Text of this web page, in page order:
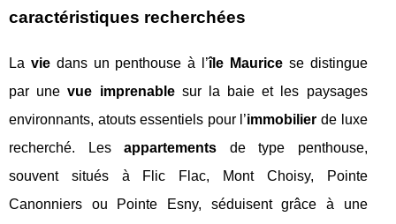
caractéristiques recherchées
La viedans un penthouse à l’île Mauricese distingue
par unevue imprenablesur la baie et les paysages
environnants, atouts essentiels pour l’immobilier de luxe
recherché. Lesappartements de type penthouse,
souvent situés à Flic Flac, Mont Choisy, Pointe
Canonniers ou Pointe Esny, séduisent grâce à une